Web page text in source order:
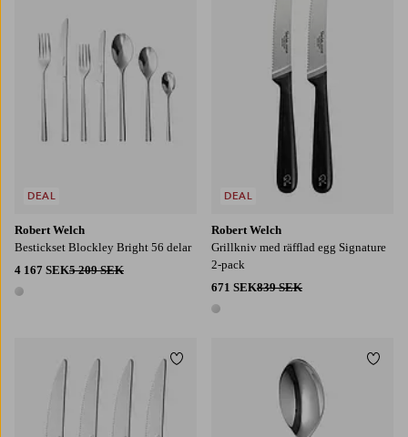
Robert Welch
Bestickset Blockley Bright 56 delar
4 167 SEK5 209 SEK
1 färg
DEAL
Robert Welch
Grillkniv med räfflad egg Signature
2-pack
671 SEK839 SEK
1 färg
DEAL
Lägg till i favoriter